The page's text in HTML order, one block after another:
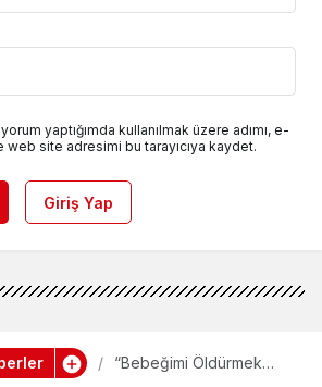
yaptığımda kullanılmak üzere adımı, e-
site adresimi bu tarayıcıya kaydet.
Giriş Yap
“Bebeğimi Öldürmek